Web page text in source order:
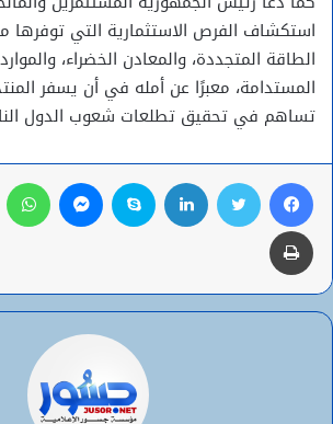
استكشاف الفرص الاستثمارية التي توفرها
الطاقة المتجددة، والمعادن الخضراء، والموارد
المستدامة، معبرًا عن أمله في أن يسفر
تساهم في تحقيق تطلعات شعوب الدول
فيسبوك تويتر لينكدإن سكايب ماسنجر
طباعة